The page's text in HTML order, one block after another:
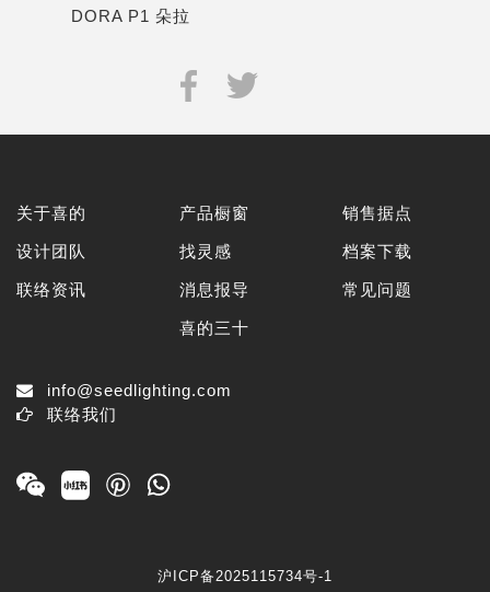
DORA P1 朵拉
关于喜的
设计团队
联络资讯
产品橱窗
找灵感
消息报导
喜的三十
销售据点
档案下载
常见问题
info@seedlighting.com
联络我们
沪ICP备2025115734号-1